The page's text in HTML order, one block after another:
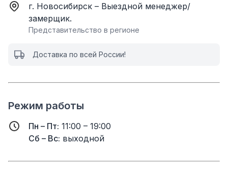
г. Новосибирск – Выездной менеджер/
замерщик.
Представительство в регионе
Доставка по всей России!
Режим работы
Пн – Пт: 11:00 – 19:00
Сб – Вс: выходной